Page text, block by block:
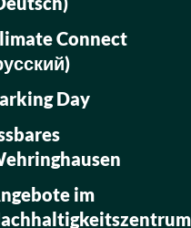
Connect
Day
im